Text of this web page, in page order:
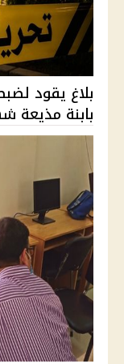
بلاغ يقود
بابنة مذيعة